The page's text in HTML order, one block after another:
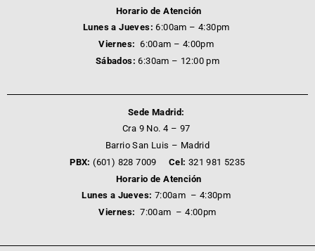
Horario de Atención
Lunes a Jueves: 6:00am – 4:30pm
Viernes: 6:00am – 4:00pm
Sábados:6:30am – 12:00 pm
Sede Madrid:
Cra 9 No. 4 – 97
Barrio San Luis – Madrid
PBX:(601) 828 7009 Cel: 321 981 5235
Horario de Atención
Lunes a Jueves: 7:00am – 4:30pm
Viernes: 7:00am – 4:00pm